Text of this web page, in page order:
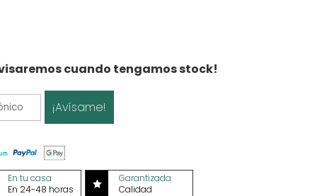
cuando tengamos stock!
¡Avísame!
En tu casa
En 24-48 horas

Garantizada
Calidad